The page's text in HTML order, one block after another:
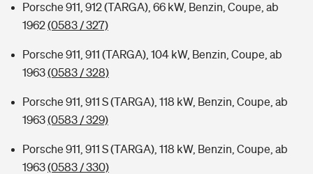
Porsche 911, 912 (TARGA), 66 kW, Benzin, Coupe, ab
1962(0583 / 327)
Porsche 911, 911 (TARGA), 104 kW, Benzin, Coupe, ab
1963(0583 / 328)
Porsche 911, 911 S (TARGA), 118 kW, Benzin, Coupe, ab
1963(0583 / 329)
Porsche 911, 911 S (TARGA), 118 kW, Benzin, Coupe, ab
1963(0583 / 330)